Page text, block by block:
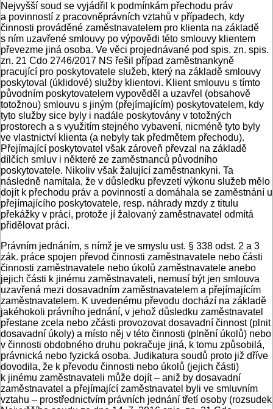
Nejvyšší soud se vyjádřil k podmínkám přechodu práv
a povinností z pracovněprávních vztahů v případech, kdy
činnosti prováděné zaměstnavatelem pro klienta na základě
s ním uzavřené smlouvy po výpovědi této smlouvy klientem
převezme jiná osoba. Ve věci projednávané pod spis. zn. spis.
zn. 21 Cdo 2746/2017 NS řešil případ zaměstnankyně
pracující pro poskytovatele služeb, který na základě smlouvy
poskytoval (úklidové) služby klientovi. Klient smlouvu s tímto
původním poskytovatelem vypověděl a uzavřel (obsahově
totožnou) smlouvu s jiným (přejímajícím) poskytovatelem, kdy
tyto služby sice byly i nadále poskytovány v totožných
prostorech a s využitím stejného vybavení, nicméně tyto byly
ve vlastnictví klienta (a nebyly tak předmětem přechodu).
Přejímající poskytovatel však zároveň převzal na základě
dílčích smluv i některé ze zaměstnanců původního
poskytovatele. Nikoliv však žalující zaměstnankyni. Ta
následně namítala, že v důsledku převzetí výkonu služeb mělo
dojít k přechodu práv a povinností a domáhala se zaměstnání u
přejímajícího poskytovatele, resp. náhrady mzdy z titulu
překážky v práci, protože jí žalovaný zaměstnavatel odmítá
přidělovat práci.
Právním jednáním, s nímž je ve smyslu ust. § 338 odst. 2 a 3
zák. práce spojen převod činnosti zaměstnavatele nebo části
činnosti zaměstnavatele nebo úkolů zaměstnavatele anebo
jejich části k jinému zaměstnavateli, nemusí být jen smlouva
uzavřená mezi dosavadním zaměstnavatelem a přejímajícím
zaměstnavatelem. K uvedenému převodu dochází na základě
jakéhokoli právního jednání, v jehož důsledku zaměstnavatel
přestane zcela nebo zčásti provozovat dosavadní činnost (plnit
dosavadní úkoly) a místo něj v této činnosti (plnění úkolů) nebo
v činnosti obdobného druhu pokračuje jiná, k tomu způsobilá,
právnická nebo fyzická osoba. Judikatura soudů proto již dříve
dovodila, že k převodu činnosti nebo úkolů (jejich části)
k jinému zaměstnavateli může dojít – aniž by dosavadní
zaměstnavatel a přejímající zaměstnavatel byli ve smluvním
vztahu – prostřednictvím právních jednání třetí osoby (rozsudek